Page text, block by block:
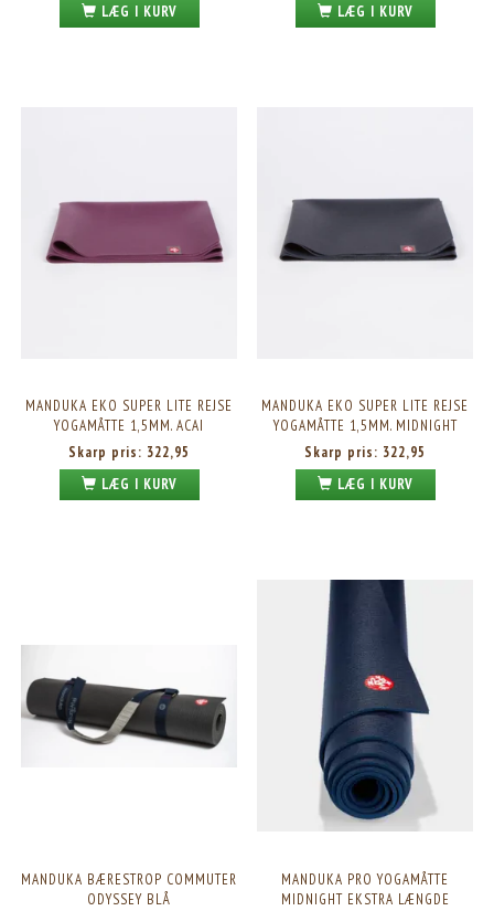
LÆG I KURV LÆG I KURV
MANDUKA EKO SUPER LITE REJSE
YOGAMÅTTE 1,5MM. ACAI
Skarp pris: 322,95
LÆG I KURV
MANDUKA EKO SUPER LITE REJSE
YOGAMÅTTE 1,5MM. MIDNIGHT
Skarp pris: 322,95
LÆG I KURV
MANDUKA BÆRESTROP COMMUTER
ODYSSEY BLÅ
MANDUKA PRO YOGAMÅTTE
MIDNIGHT EKSTRA LÆNGDE